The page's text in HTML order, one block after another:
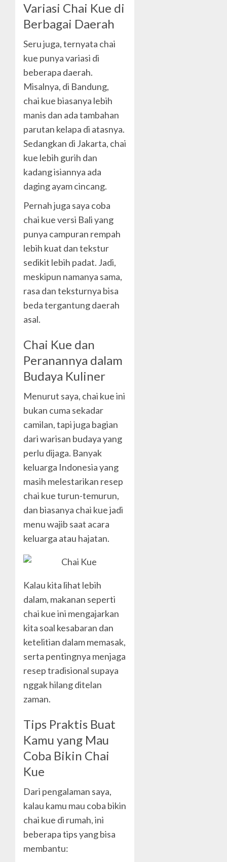
Variasi Chai Kue di
Berbagai Daerah
Seru juga, ternyata chai
kue punya variasi di
beberapa daerah.
Misalnya, di Bandung,
chai kue biasanya lebih
manis dan ada tambahan
parutan kelapa di atasnya.
Sedangkan di Jakarta, chai
kue lebih gurih dan
kadang isiannya ada
daging ayam cincang.
Pernah juga saya coba
chai kue versi Bali yang
punya campuran rempah
lebih kuat dan tekstur
sedikit lebih padat. Jadi,
meskipun namanya sama,
rasa dan teksturnya bisa
beda tergantung daerah
asal.
Chai Kue dan
Peranannya dalam
Budaya Kuliner
Menurut saya, chai kue ini
bukan cuma sekadar
camilan, tapi juga bagian
dari warisan budaya yang
perlu dijaga. Banyak
keluarga Indonesia yang
masih melestarikan resep
chai kue turun-temurun,
dan biasanya chai kue jadi
menu wajib saat acara
keluarga atau hajatan.
Kalau kita lihat lebih
dalam, makanan seperti
chai kue ini mengajarkan
kita soal kesabaran dan
ketelitian dalam memasak,
serta pentingnya menjaga
resep tradisional supaya
nggak hilang ditelan
zaman.
Tips Praktis Buat
Kamu yang Mau
Coba Bikin Chai
Kue
Dari pengalaman saya,
kalau kamu mau coba bikin
chai kue di rumah, ini
beberapa tips yang bisa
membantu: